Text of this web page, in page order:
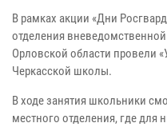
В рамках акции «Дни
отделения
Орловской области провели
Черкасской школы.
В ходе занятия школьники
местного отделения, где для